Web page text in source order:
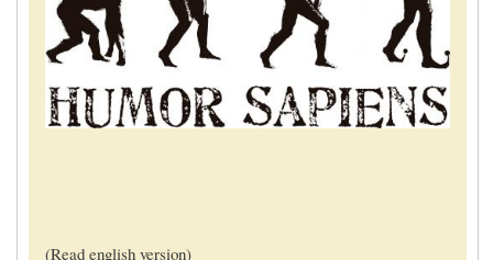
(Read english version)